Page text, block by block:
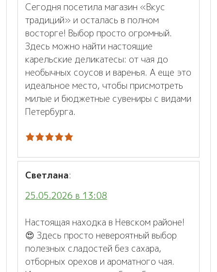
Сегодня посетила магазин «Вкус
традиций» и осталась в полном
восторге! Выбор просто огромный.
Здесь можно найти настоящие
карельские деликатесы: от чая до
необычных соусов и варенья. А еще это
идеальное место, чтобы присмотреть
милые и бюджетные сувениры с видами
Петербурга.
Светлана:
25.05.2026 в 13:08
Настоящая находка в Невском районе!
😍 Здесь просто невероятный выбор
полезных сладостей без сахара,
отборных орехов и ароматного чая.